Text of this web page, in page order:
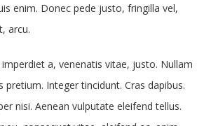
enim. Donec pede justo, fringilla vel,
arcu.
a, venenatis vitae, justo. Nullam
Integer tincidunt. Cras dapibus.
nisi. Aenean vulputate eleifend tellus.